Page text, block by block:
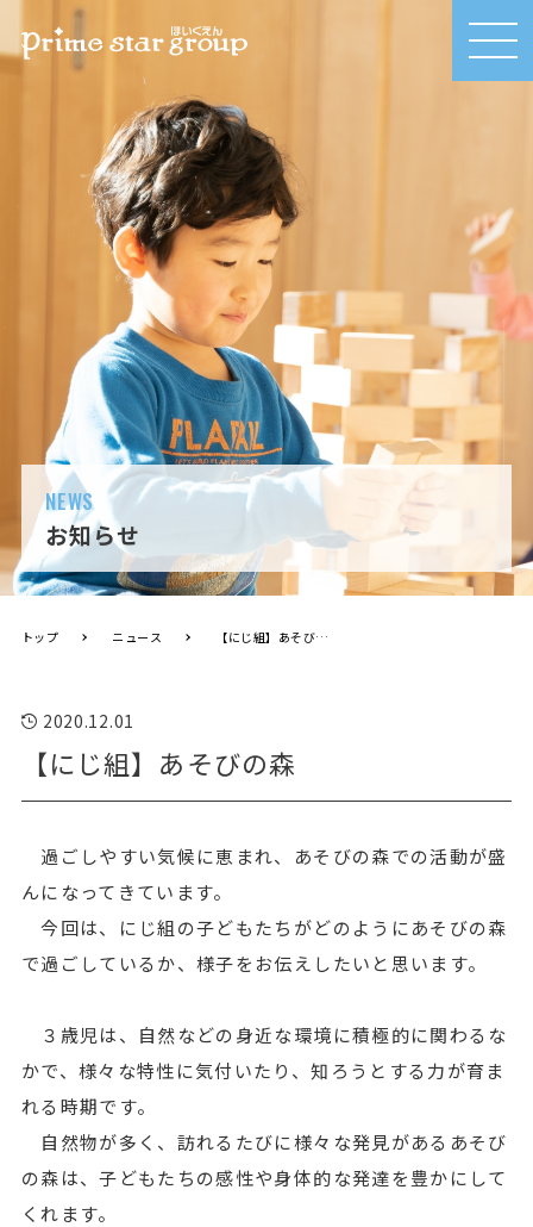
MEN
U
NEWS
お知らせ
トップ ニュース 【にじ組】あそびの森
2020.12.01
【にじ組】あそびの森
過ごしやすい気候に恵まれ、あそびの森での活動が盛
んになってきています。
今回は、にじ組の子どもたちがどのようにあそびの森
で過ごしているか、様子をお伝えしたいと思います。
３歳児は、自然などの身近な環境に積極的に関わるな
かで、様々な特性に気付いたり、知ろうとする力が育ま
れる時期です。
自然物が多く、訪れるたびに様々な発見があるあそび
の森は、子どもたちの感性や身体的な発達を豊かにして
くれます。